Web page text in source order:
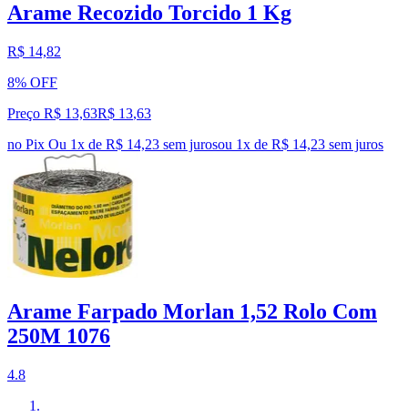
Arame Recozido Torcido 1 Kg
R$ 14,82
8% OFF
Preço R$ 13,63R$ 13,63
no Pix Ou 1x de R$ 14,23 sem jurosou 1x de R$ 14,23 sem juros
Arame Farpado Morlan 1,52 Rolo Com
250M 1076
4.8